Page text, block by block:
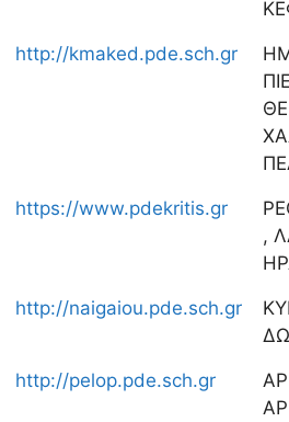
http://kmaked.pde.sch.gr
https://www.pdekritis.gr
,
http://naigaiou.pde.sch.gr
http://pelop.pde.sch.gr